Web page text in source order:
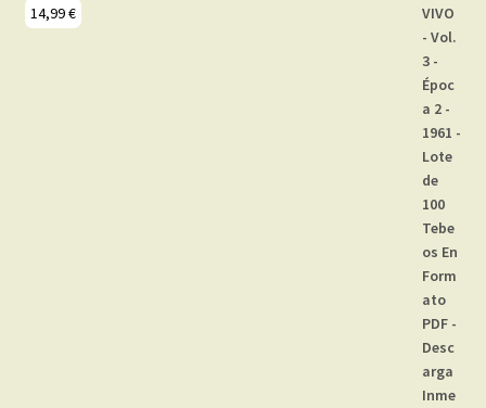
14,99€